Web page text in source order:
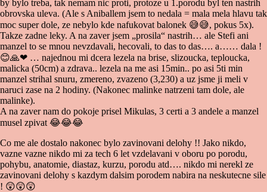
by bylo treba, tak nemam nic proti, protoze u 1.porodu byl ten nastrih
obrovska uleva. (Ale s Aniballem jsem to nedala = mala mela hlavu tak
moc super dole, ze nebylo kde nafukovat balonek 😅😅, pokus 5x).
Takze zadne leky. A na zaver jsem „prosila“ nastrih… ale Stefi ani
manzel to se mnou nevzdavali, hecovali, to das to das…. a…… dala !
😊🙏❤ … najednou mi dcera lezela na brise, slizoucka, teploucka,
malicka (50cm) a zdrava.. lezela na me asi 15min.. po asi 5ti min
manzel strihal snuru, zmereno, zvazeno (3,230) a uz jsme ji meli v
naruci zase na 2 hodiny. (Nakonec malinke natrzeni tam dole, ale
malinke).
A na zaver nam do pokoje prisel Mikulas, 3 certi a 3 andele a manzel
musel zpivat 😂😂😂
Co me ale dostalo nakonec bylo zavinovani delohy !! Jako nikdo,
vazne vazne nikdo mi za tech 6 let vzdelavani v oboru po porodu,
pohybu, anatomie, diastaz, kurzu, porodu atd…. nikdo mi nerekl ze
zavinovani delohy s kazdym dalsim porodem nabira na neskutecne sile
! 😲😲😲